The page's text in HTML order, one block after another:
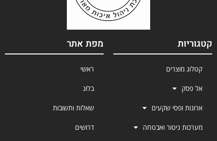
ופסי שקעים
ניטור ואבטחה
מפת אתר
שאלות ותשובות